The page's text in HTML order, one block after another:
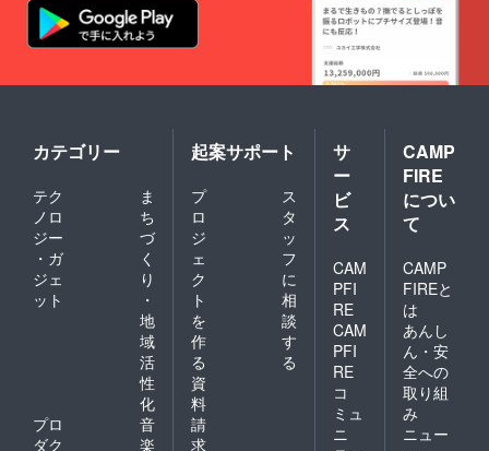
カテゴリー
テク
ノロ
ジー
・ガ
ジェ
ット
ま
ち
づ
く
り
・
地
域
活
性
化
プロ
ダク
音
楽
起案サポート
プ
ロ
ジ
ェ
ク
ト
を
作
る
ス
タ
ッ
フ
に
相
談
す
る
資
料
請
求
サ
ー
ビ
ス
CAM
PFI
RE
CAM
PFI
RE
コ
ミュ
ニ
CAMP
FIRE
につい
て
CAMP
FIREと
は
あんし
ん・安
全への
取り組
み
ニュー